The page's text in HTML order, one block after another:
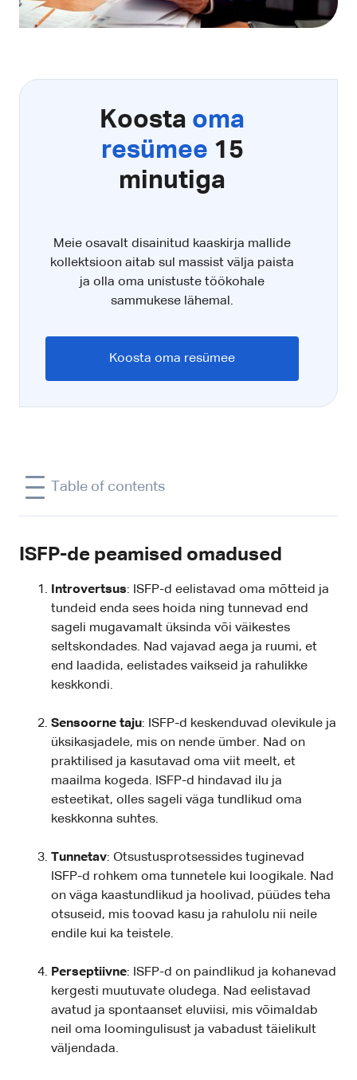
Koosta oma
resümee 15
minutiga
Meie osavalt disainitud kaaskirja mallide
kollektsioon aitab sul massist välja paista
ja olla oma unistuste töökohale
sammukese lähemal.
Koosta oma resümee
Table of contents
ISFP-de peamised omadused
Introvertsus: ISFP-d eelistavad oma mõtteid ja
tundeid enda sees hoida ning tunnevad end
sageli mugavamalt üksinda või väikestes
seltskondades. Nad vajavad aega ja ruumi, et
end laadida, eelistades vaikseid ja rahulikke
keskkondi.
Sensoorne taju: ISFP-d keskenduvad olevikule ja
üksikasjadele, mis on nende ümber. Nad on
praktilised ja kasutavad oma viit meelt, et
maailma kogeda. ISFP-d hindavad ilu ja
esteetikat, olles sageli väga tundlikud oma
keskkonna suhtes.
Tunnetav: Otsustusprotsessides tuginevad
ISFP-d rohkem oma tunnetele kui loogikale. Nad
on väga kaastundlikud ja hoolivad, püüdes teha
otsuseid, mis toovad kasu ja rahulolu nii neile
endile kui ka teistele.
Perseptiivne: ISFP-d on paindlikud ja kohanevad
kergesti muutuvate oludega. Nad eelistavad
avatud ja spontaanset eluviisi, mis võimaldab
neil oma loomingulisust ja vabadust täielikult
väljendada.